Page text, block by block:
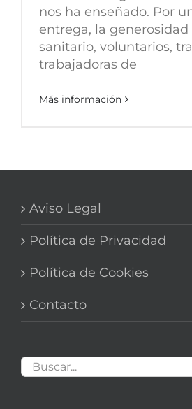
nos ha enseñado. Por
entrega, la generosidad
sanitario, voluntarios,
trabajadoras de
Más información
Aviso Legal
Política de Privacidad
Política de Cookies
Contacto
Buscar: